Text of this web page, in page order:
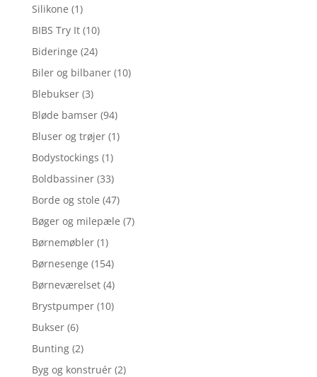
Silikone (1)
BIBS Try It (10)
Bideringe (24)
Biler og bilbaner (10)
Blebukser (3)
Bløde bamser (94)
Bluser og trøjer (1)
Bodystockings (1)
Boldbassiner (33)
Borde og stole (47)
Bøger og milepæle (7)
Børnemøbler (1)
Børnesenge (154)
Børneværelset (4)
Brystpumper (10)
Bukser (6)
Bunting (2)
Byg og konstruér (2)